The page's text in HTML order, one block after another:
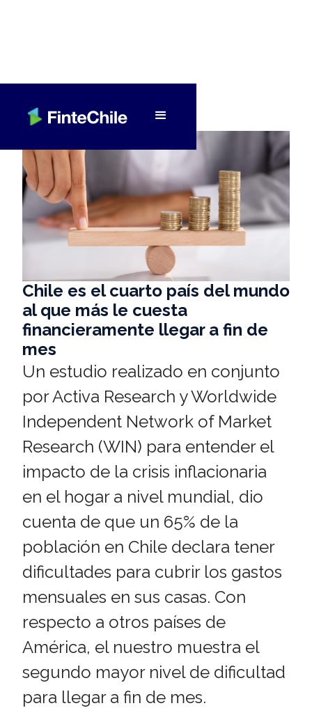
Chile es el cuarto país del mundo
al que más le cuesta
financieramente llegar a fin de
mes
Un estudio realizado en conjunto
por Activa Research y Worldwide
Independent Network of Market
Research (WIN) para entender el
impacto de la crisis inflacionaria
en el hogar a nivel mundial, dio
cuenta de que un 65% de la
población en Chile declara tener
dificultades para cubrir los gastos
mensuales en sus casas. Con
respecto a otros países de
América, el nuestro muestra el
segundo mayor nivel de dificultad
para llegar a fin de mes.